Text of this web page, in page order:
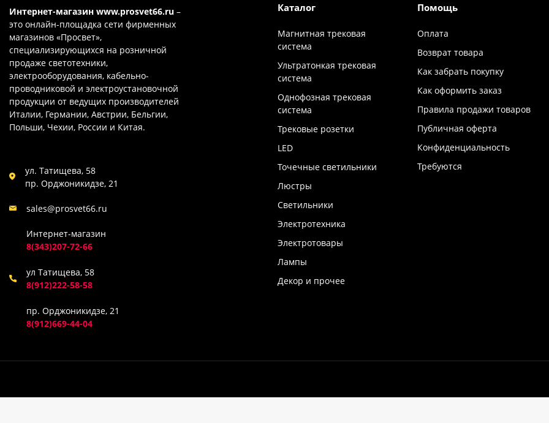
Интернет-магазин www.prosvet66.ru –
это онлайн-площадка сети фирменных
магазинов «Просвет»,
специализирующихся на розничной
продаже светотехники,
электрооборудования, кабельно-
проводниковой и электроустановочной
продукции от ведущих производителей
Италии, Германии, Австрии, Бельгии,
Польши, Чехии, России и Китая.
ул. Татищева, 58
пр. Орджоникидзе, 21
sales@prosvet66.ru
Интернет-магазин
8(343)207-72-66
ул Татищева, 58
8(912)222-58-58
пр. Орджоникидзе, 21
8(912)669-44-04
Каталог
Магнитная трековая
система
Ультратонкая трековая
система
Однофозная трековая
система
Трековые розетки
LED
Точечные светильники
Люстры
Светильники
Электротехника
Электротовары
Лампы
Декор и прочее
Помощь
Оплата
Возврат товара
Как забрать покупку
Как оформить заказ
Правила продажи товаров
Публичная оферта
Конфиденциальность
Требуются